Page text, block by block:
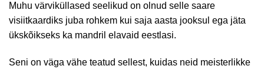
Muhu värviküllased seelikud on olnud selle saare
visiitkaardiks juba rohkem kui saja aasta jooksul ega jäta
ükskõikseks ka mandril elavaid eestlasi.
Seni on väga vähe teatud sellest, kuidas neid meisterlikke